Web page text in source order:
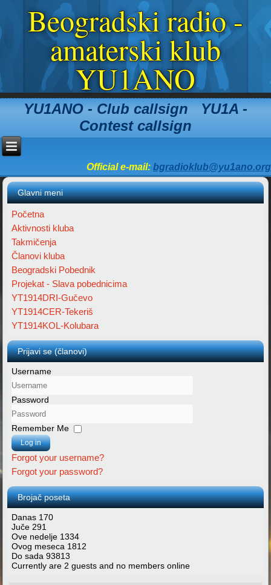
Beogradski radio -
amaterski klub
YU1ANO
YU1ANO - Club callsign YU1A -
Contest callsign
Official e-mail: bgradioklub@yu1ano.org
Glavni meni
Početna
Aktivnosti kluba
Takmičenja
Članovi kluba
Beogradski Pobednik
Projekat - Slava pobednicima
YT1914DRI-Gučevo
YT1914CER-Tekeriš
YT1914KOL-Kolubara
Prijavi se (članovi)
Username
Password
Remember Me
Log in
Forgot your username?
Forgot your password?
Brojač poseta
Danas 170
Juče 291
Ove nedelje 1334
Ovog meseca 1812
Do sada93813
Currently are 2 guests and no members online